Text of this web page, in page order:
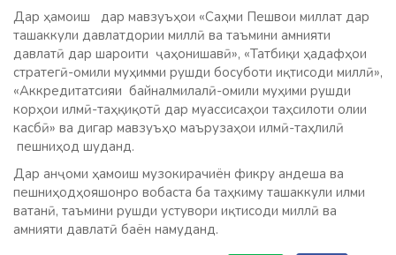
Дар ҳамоиш дар мавзуъҳои «Саҳми Пешвои миллат дар
ташаккули давлатдории миллӣ ва таъмини амнияти
давлатӣ дар шароити ҷаҳонишавӣ», «Татбиқи ҳадафҳои
стратегӣ-омили муҳимми рушди босуботи иқтисоди миллӣ»,
«Аккредитатсияи байналмилалӣ-омили муҳими рушди
корҳои илмӣ-таҳқиқотӣ дар муассисаҳои таҳсилоти олии
касбӣ» ва дигар мавзуъҳо маърузаҳои илмӣ-таҳлилӣ
пешниҳод шуданд.
Дар анҷоми ҳамоиш музокирачиён фикру андеша ва
пешниҳодҳояшонро вобаста ба таҳкиму ташаккули илми
ватанӣ, таъмини рушди устувори иқтисоди миллӣ ва
амнияти давлатӣ баён намуданд.